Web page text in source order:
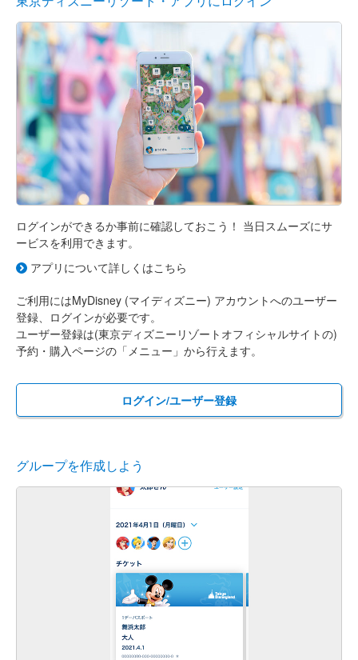
ログインができるか事前に確認しておこう！ 当日スムーズにサ
ービスを利用できます。
アプリについて詳しくはこちら
ご利用にはMyDisney (マイディズニー) アカウントへのユーザー
登録、ログインが必要です。
ユーザー登録は(東京ディズニーリゾートオフィシャルサイトの)
予約・購入ページの「メニュー」から行えます。
ログイン/ユーザー登録
グループを作成しよう